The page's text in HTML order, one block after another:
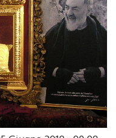
Giugno 2018 - 09:08